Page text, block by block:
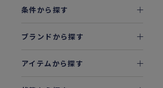
条件から探す
ブランドから探す
アイテムから探す